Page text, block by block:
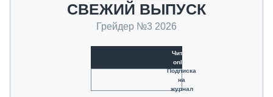
СВЕЖИЙ ВЫПУСК
Грейдер №3 2026
Читать
online
Подписка
на
журнал